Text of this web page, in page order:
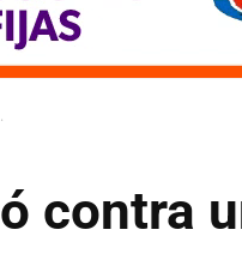
contra